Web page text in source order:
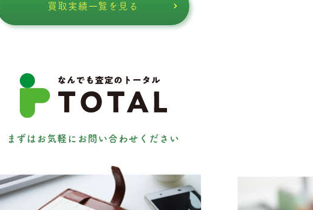
買取実績一覧を見る
まずはお気軽にお問い合わせください